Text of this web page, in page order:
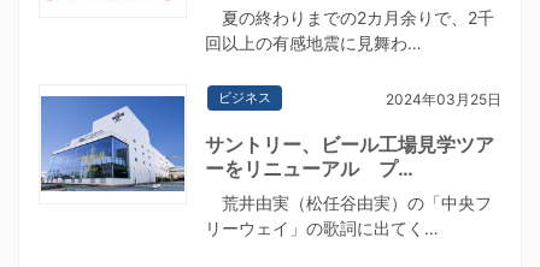
夏の終わりまでの2カ月余りで、2千
回以上の有感地震に見舞わ…
ビジネス 2024年03月25日
サントリー、ビール工場見学ツア
ーをリニューアル プ…
荒井由実（松任谷由実）の「中央フ
リーウェイ」の歌詞に出てく…